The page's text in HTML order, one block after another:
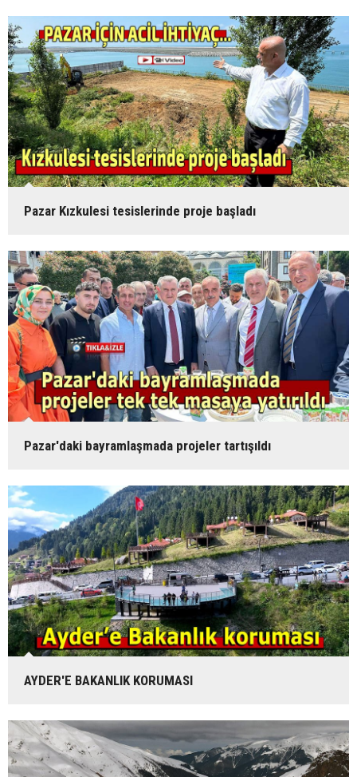
Pazar Kızkulesi tesislerinde proje başladı
Pazar'daki bayramlaşmada projeler tartışıldı
AYDER'E BAKANLIK KORUMASI